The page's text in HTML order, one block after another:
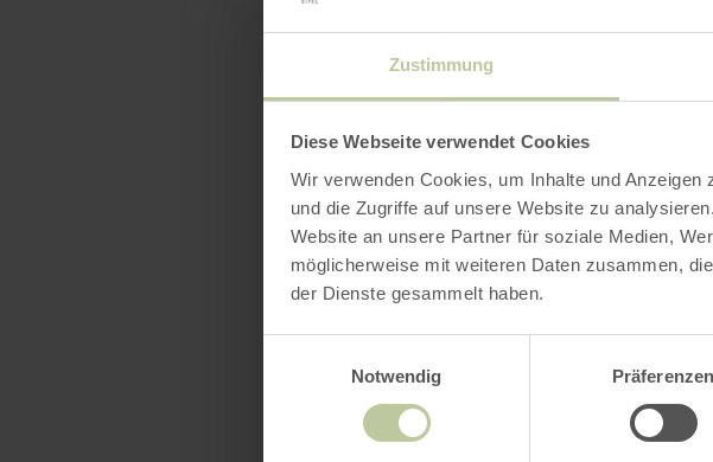
Zustimmung
Diese Webseite verwendet Cookies
Wir verwenden Cookies, um Inhalte und
und die Zugriffe auf unsere Website zu
Website an unsere Partner für soziale Medien,
möglicherweise mit weiteren Daten zusammen,
der Dienste gesammelt haben.
Notwendig
Präferenzen